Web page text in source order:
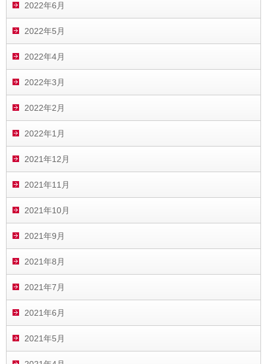
2022年6月
2022年5月
2022年4月
2022年3月
2022年2月
2022年1月
2021年12月
2021年11月
2021年10月
2021年9月
2021年8月
2021年7月
2021年6月
2021年5月